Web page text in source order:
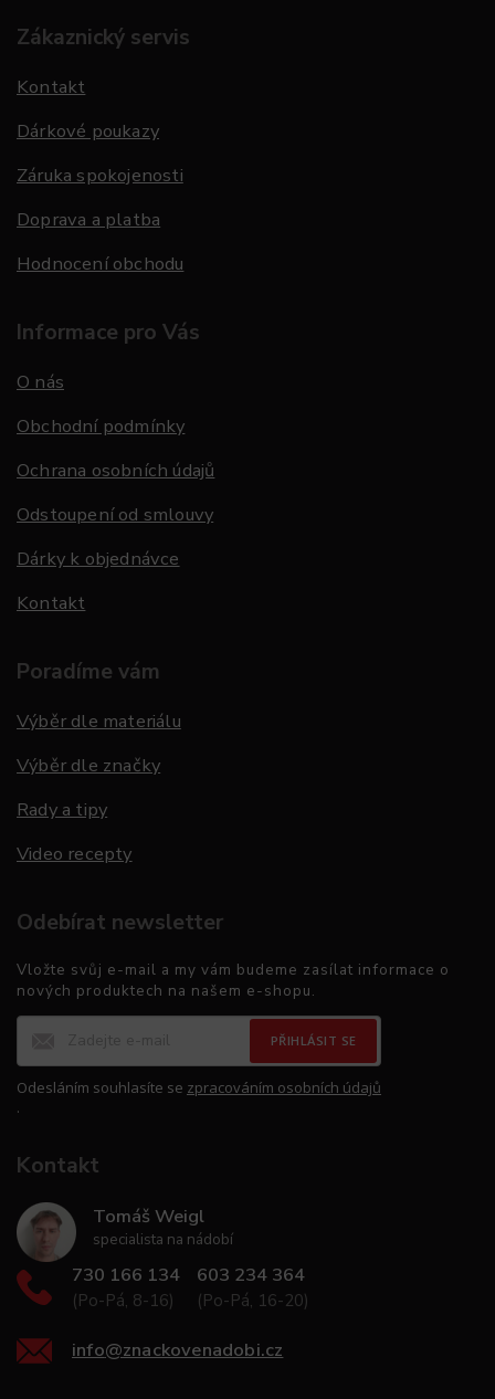
Zákaznický servis
Kontakt
Dárkové poukazy
Záruka spokojenosti
Doprava a platba
Hodnocení obchodu
Informace pro Vás
O nás
Obchodní podmínky
Ochrana osobních údajů
Odstoupení od smlouvy
Dárky k objednávce
Kontakt
Poradíme vám
Výběr dle materiálu
Výběr dle značky
Rady a tipy
Video recepty
Odebírat newsletter
Vložte svůj e-mail a my vám budeme zasílat informace o
nových produktech na našem e-shopu.
PŘIHLÁSIT SE
Odesláním souhlasíte se zpracováním osobních údajů
.
Kontakt
Tomáš Weigl
specialista na nádobí
730 166 134
(Po-Pá, 8-16)
603 234 364
(Po-Pá, 16-20)
info@znackovenadobi.cz